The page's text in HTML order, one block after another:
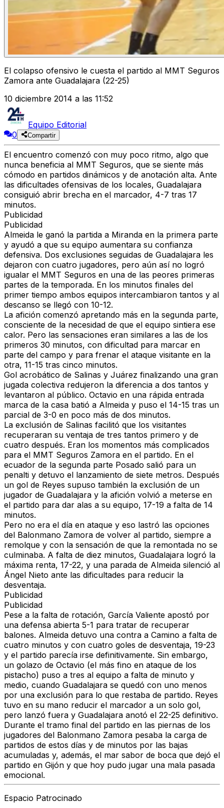
El colapso ofensivo le cuesta el partido al MMT Seguros
Zamora ante Guadalajara (22-25)
10 diciembre 2014 a las 11:52
Equipo Editorial
0
Compartir
El encuentro comenzó con muy poco ritmo, algo que
nunca beneficia al MMT Seguros, que se siente más
cómodo en partidos dinámicos y de anotación alta. Ante
las dificultades ofensivas de los locales, Guadalajara
consiguió abrir brecha en el marcador, 4-7 tras 17
minutos.
Publicidad
Publicidad
Almeida le ganó la partida a Miranda en la primera parte
y ayudó a que su equipo aumentara su confianza
defensiva. Dos exclusiones seguidas de Guadalajara les
dejaron con cuatro jugadores, pero aún así no logró
igualar el MMT Seguros en una de las peores primeras
partes de la temporada. En los minutos finales del
primer tiempo ambos equipos intercambiaron tantos y al
descanso se llegó con 10-12.
La afición comenzó apretando más en la segunda parte,
consciente de la necesidad de que el equipo sintiera ese
calor. Pero las sensaciones eran similares a las de los
primeros 30 minutos, con dificultad para marcar en
parte del campo y para frenar el ataque visitante en la
otra, 11-15 tras cinco minutos.
Gol acrobático de Salinas y Juárez finalizando una gran
jugada colectiva redujeron la diferencia a dos tantos y
levantaron al público. Octavio en una rápida entrada
marca de la casa batió a Almeida y puso el 14-15 tras un
parcial de 3-0 en poco más de dos minutos.
La exclusión de Salinas facilitó que los visitantes
recuperaran su ventaja de tres tantos primero y de
cuatro después. Eran los momentos más complicados
para el MMT Seguros Zamora en el partido. En el
ecuador de la segunda parte Posado salió para un
penalti y detuvo el lanzamiento de siete metros. Después
un gol de Reyes supuso también la exclusión de un
jugador de Guadalajara y la afición volvió a meterse en
el partido para dar alas a su equipo, 17-19 a falta de 14
minutos.
Pero no era el día en ataque y eso lastró las opciones
del Balonmano Zamora de volver al partido, siempre a
remolque y con la sensación de que la remontada no se
culminaba. A falta de diez minutos, Guadalajara logró la
máxima renta, 17-22, y una parada de Almeida silenció al
Ángel Nieto ante las dificultades para reducir la
desventaja.
Publicidad
Publicidad
Pese a la falta de rotación, García Valiente apostó por
una defensa abierta 5-1 para tratar de recuperar
balones. Almeida detuvo una contra a Camino a falta de
cuatro minutos y con cuatro goles de desventaja, 19-23
y el partido parecía irse definitivamente. Sin embargo,
un golazo de Octavio (el más fino en ataque de los
pistacho) puso a tres al equipo a falta de minuto y
medio, cuando Guadalajara se quedó con uno menos
por una exclusión para lo que restaba de partido. Reyes
tuvo en su mano reducir el marcador a un solo gol,
pero lanzó fuera y Guadalajara anotó el 22-25 definitivo.
Durante el tramo final del partido en las piernas de los
jugadores del Balonmano Zamora pesaba la carga de
partidos de estos días y de minutos por las bajas
acumuladas y, además, el mar sabor de boca que dejó el
partido en Gijón y que hoy pudo jugar una mala pasada
emocional.
Espacio Patrocinado